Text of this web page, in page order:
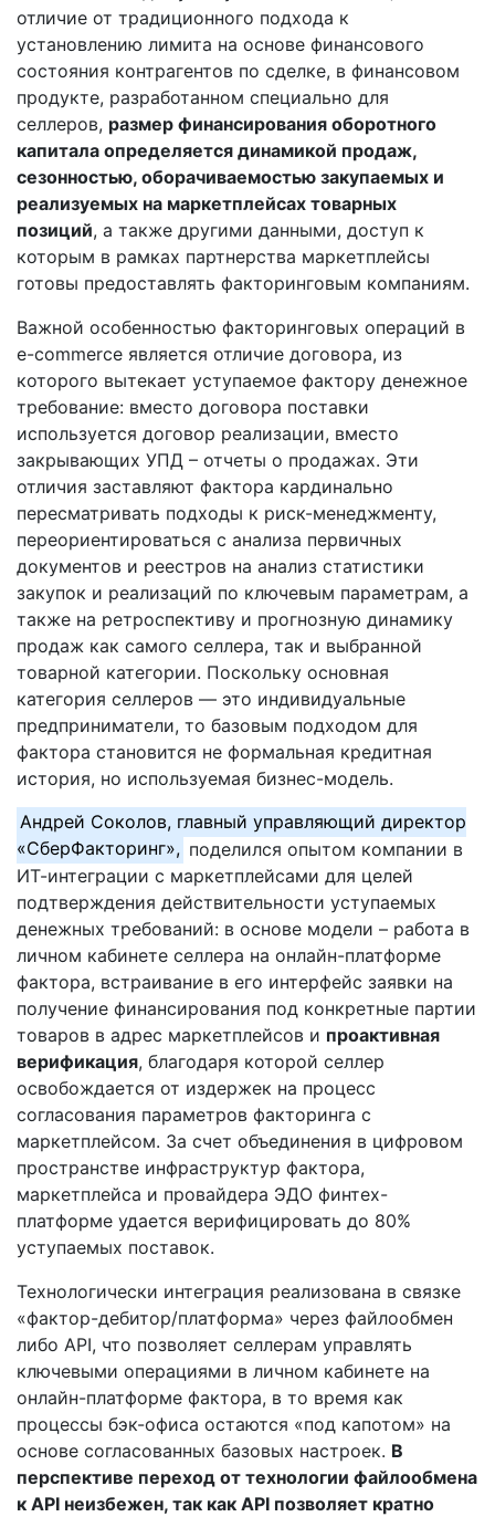
отличие от традиционного подхода к
установлению лимита на основе финансового
состояния контрагентов по сделке, в финансовом
продукте, разработанном специально для
селлеров, размер финансирования оборотного
капитала определяется динамикой продаж,
сезонностью, оборачиваемостью закупаемых и
реализуемых на маркетплейсах товарных
позиций, а также другими данными, доступ к
которым в рамках партнерства маркетплейсы
готовы предоставлять факторинговым компаниям.
Важной особенностью факторинговых операций в
e-commerce является отличие договора, из
которого вытекает уступаемое фактору денежное
требование: вместо договора поставки
используется договор реализации, вместо
закрывающих УПД – отчеты о продажах. Эти
отличия заставляют фактора кардинально
пересматривать подходы к риск-менеджменту,
переориентироваться с анализа первичных
документов и реестров на анализ статистики
закупок и реализаций по ключевым параметрам, а
также на ретроспективу и прогнозную динамику
продаж как самого селлера, так и выбранной
товарной категории. Поскольку основная
категория селлеров — это индивидуальные
предприниматели, то базовым подходом для
фактора становится не формальная кредитная
история, но используемая бизнес-модель.
Андрей Соколов, главный управляющий директор
«СберФакторинг», поделился опытом компании в
ИТ-интеграции с маркетплейсами для целей
подтверждения действительности уступаемых
денежных требований: в основе модели – работа в
личном кабинете селлера на онлайн-платформе
фактора, встраивание в его интерфейс заявки на
получение финансирования под конкретные партии
товаров в адрес маркетплейсов и проактивная
верификация, благодаря которой селлер
освобождается от издержек на процесс
согласования параметров факторинга с
маркетплейсом. За счет объединения в цифровом
пространстве инфраструктур фактора,
маркетплейса и провайдера ЭДО финтех-
платформе удается верифицировать до 80%
уступаемых поставок.
Технологически интеграция реализована в связке
«фактор-дебитор/платформа» через файлообмен
либо API, что позволяет селлерам управлять
ключевыми операциями в личном кабинете на
онлайн-платформе фактора, в то время как
процессы бэк-офиса остаются «под капотом» на
основе согласованных базовых настроек. В
перспективе переход от технологии файлообмена
к API неизбежен, так как API позволяет кратно